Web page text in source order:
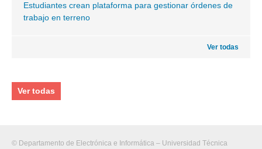
Estudiantes crean plataforma para gestionar órdenes de
trabajo en terreno
Ver todas
Ver todas
© Departamento de Electrónica e Informática – Universidad Técnica